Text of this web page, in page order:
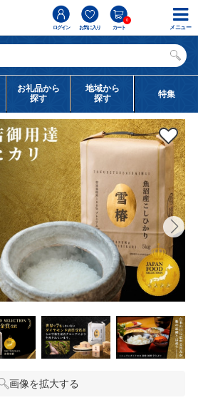
ログイン お気に入り カート
0
お礼品から
探す
地域から
探す
特集
画像を拡大する
メニュー